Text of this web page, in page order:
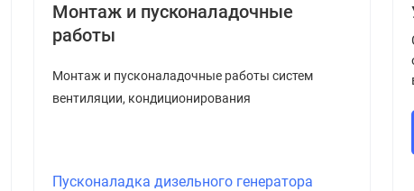
Монтаж и пусконаладочные
работы
Монтаж и пусконаладочные работы систем
вентиляции, кондиционирования
Пусконаладка дизельного генератора